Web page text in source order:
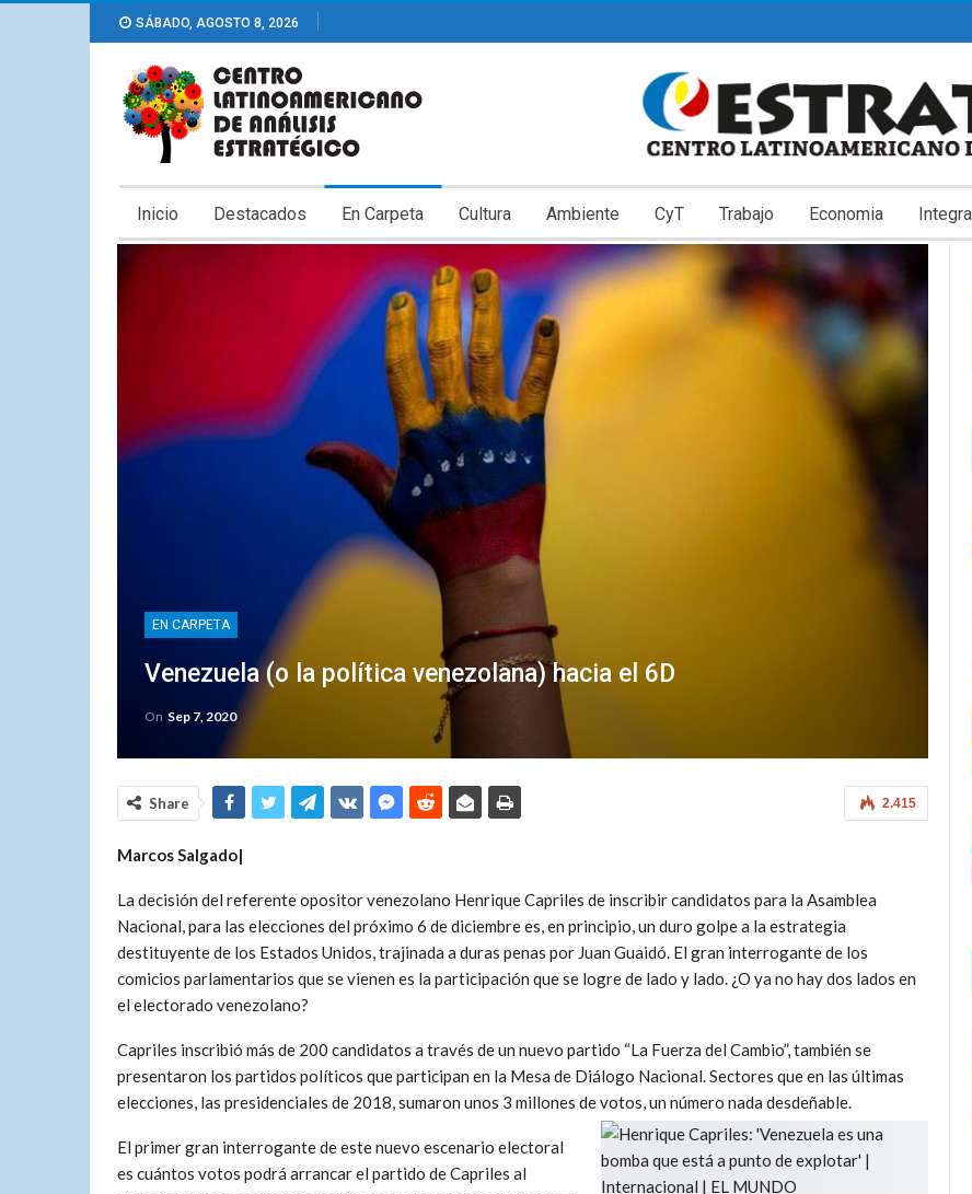
SÁBADO, AGOSTO 8, 2026
Inicio Destacados En Carpeta Cultura Ambiente CyT Trabajo Economia
EN CARPETA
Venezuela (o la política venezolana) hacia el 6D
On Sep 7, 2020
2.415
Share
Marcos Salgado|
La decisión del referente opositor venezolano Henrique Capriles de inscribir candidatos para la Asamblea
Nacional, para las elecciones del próximo 6 de diciembre es, en principio, un duro golpe a la estrategia
destituyente de los Estados Unidos, trajinada a duras penas por Juan Guaidó. El gran interrogante de los
comicios parlamentarios que se vienen es la participación que se logre de lado y lado. ¿O ya no hay dos lados en
el electorado venezolano?
Capriles inscribió más de 200 candidatos a través de un nuevo partido “La Fuerza del Cambio”, también se
presentaron los partidos políticos que participan en la Mesa de Diálogo Nacional. Sectores que en las últimas
elecciones, las presidenciales de 2018, sumaron unos 3 millones de votos, un número nada desdeñable.
El primer gran interrogante de este nuevo escenario electoral
es cuántos votos podrá arrancar el partido de Capriles al